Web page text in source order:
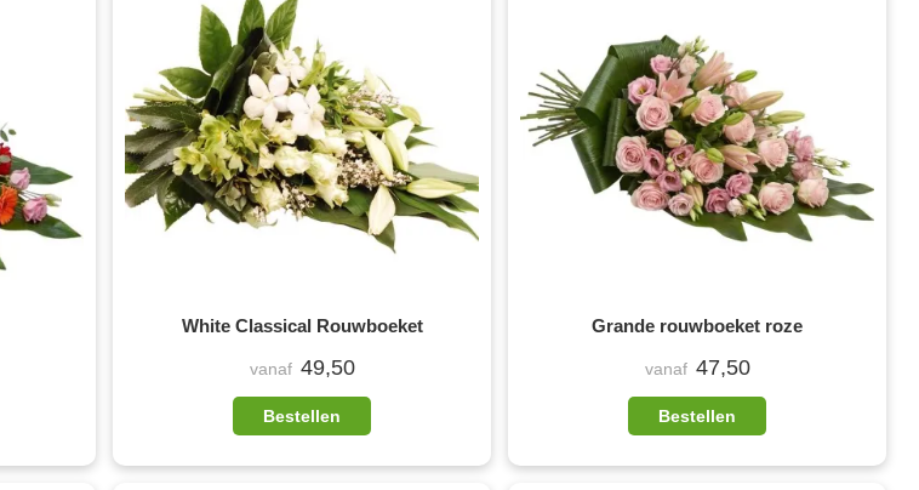
White Classical Rouwboeket
vanaf 49,50
Bestellen
Grande rouwboeket roze
vanaf 47,50
Bestellen